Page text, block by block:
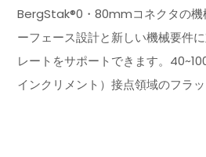
BergStak®0・80mmコネクタの機
ーフェース設計と新しい機械要件
レートをサポートできます。
インクリメント）接点領域のフラ